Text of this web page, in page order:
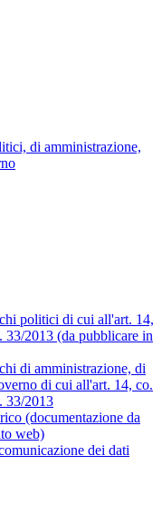
di amministrazione,
politici di cui all'art. 14,
33/2013 (da pubblicare in
di amministrazione, di
di cui all'art. 14, co.
33/2013
(documentazione da
web)
dei dati